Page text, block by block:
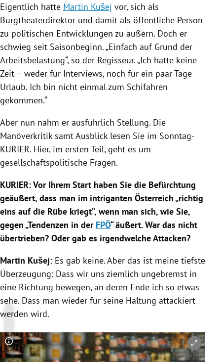
Untermenü
Eigentlich hatte Martin Kušej vor, sich als
Burgtheaterdirektor und damit als öffentliche Person
zu politischen Entwicklungen zu äußern. Doch er
schwieg seit Saisonbeginn. „Einfach auf Grund der
Arbeitsbelastung“, so der Regisseur. „Ich hatte keine
Zeit – weder für Interviews, noch für ein paar Tage
Urlaub. Ich bin nicht einmal zum Schifahren
gekommen.“
Aber nun nahm er ausführlich Stellung. Die
Manöverkritik samt Ausblick lesen Sie im Sonntag-
KURIER. Hier, im ersten Teil, geht es um
gesellschaftspolitische Fragen.
KURIER: Vor Ihrem Start haben Sie die Befürchtung
geäußert, dass man im intriganten Österreich„richtig
eins auf die Rübe kriegt“, wenn man sich, wie Sie,
gegen „Tendenzen in der FPÖ“ äußert. War das nicht
übertrieben? Oder gab es irgendwelche Attacken?
Martin Kušej: Es gab keine. Aber das ist meine tiefste
Überzeugung: Dass wir uns ziemlich ungebremst in
eine Richtung bewegen, an deren Ende ich so etwas
sehe. Dass man wieder für seine Haltung attackiert
werden wird.
Copyright-Hinweis öffnen/schließen